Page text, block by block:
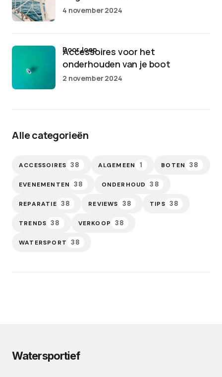
4 november 2024
Accessoires voor het
onderhouden van je boot
door Joep
2 november 2024
Alle categorieën
ACCESSOIRES 38 ALGEMEEN 1 BOTEN 38
EVENEMENTEN 38 ONDERHOUD 38
REPARATIE 38 REVIEWS 38 TIPS 38
TRENDS 38 VERKOOP 38
WATERSPORT 38
Watersportief